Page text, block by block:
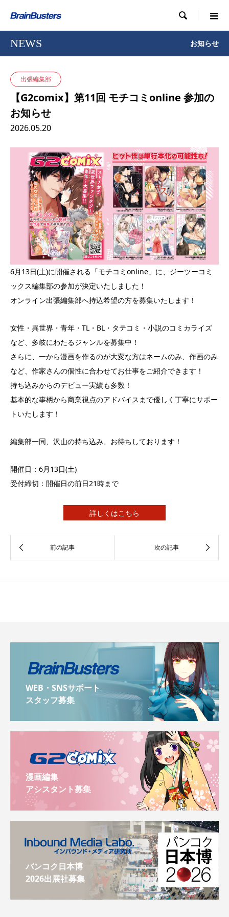

NEWS お知らせ
出張編集部
【G2comix】第11回 モチコミonline 参加の
お知らせ
2026.05.20
6月13日(土)に開催される「モチコミonline」に、ジーツーコミ
ックス編集部の参加が決定いたしました！
オンライン出張編集部へ持込希望の方を募集いたします！
女性・異世界・青年・TL・BL・タテコミ・小説のコミカライズ
など、多岐にわたるジャンルを募集中！
さらに、一から漫画を作るのが大変な方はネームのみ、作画のみ
など、作家さんの個性に合わせてお仕事をご紹介できます！
持ち込みからのデビュー実績も多数！
基本的な事柄から商業視点のアドバイスまで優しく丁寧にサポー
トいたします！
編集部一同、沢山の持ち込み、お待ちしております！
開催日：6月13日(土)
受付締切：開催日の前日21時まで
詳しくはこちら
WEB・SNSサポート
スタッフ募集
漫画編集
アシスタント募集
バンコク日本博
2026出展社募集